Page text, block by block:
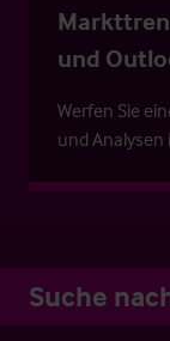
und
Werfen Sie
und
Suche